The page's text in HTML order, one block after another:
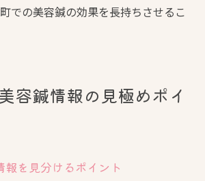
での美容鍼の効果を長持ちさせるこ
容鍼情報の見極めポイ
を見分けるポイント